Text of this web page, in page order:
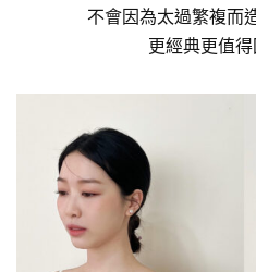
不會因為太過繁複而
更經典更值得